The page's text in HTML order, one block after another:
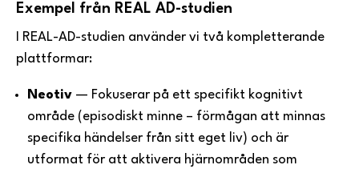
Exempel från REAL AD-studien
I REAL-AD-studien använder vi två kompletterande
plattformar:
Neotiv— Fokuserar på ett specifikt kognitivt
område (episodiskt minne – förmågan att minnas
specifika händelser från sitt eget liv) och är
utformat för att aktivera hjärnområden som